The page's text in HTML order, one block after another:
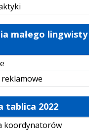
małego lingwisty
reklamowe
tablica 2022
koordynatorów